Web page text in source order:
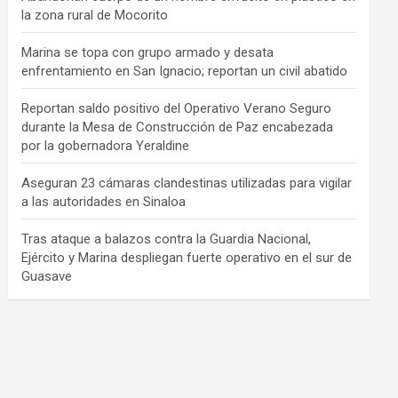
la zona rural de Mocorito
Marina se topa con grupo armado y desata
enfrentamiento en San Ignacio; reportan un civil abatido
Reportan saldo positivo del Operativo Verano Seguro
durante la Mesa de Construcción de Paz encabezada
por la gobernadora Yeraldine
Aseguran 23 cámaras clandestinas utilizadas para vigilar
a las autoridades en Sinaloa
Tras ataque a balazos contra la Guardia Nacional,
Ejército y Marina despliegan fuerte operativo en el sur de
Guasave